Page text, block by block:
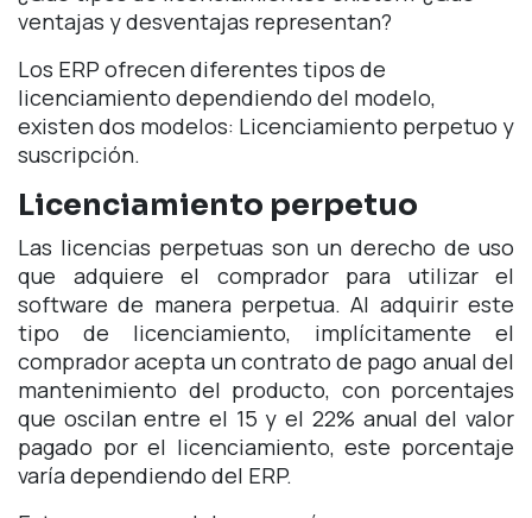
ventajas y desventajas representan?
Los ERP ofrecen diferentes tipos de
licenciamiento dependiendo del modelo,
existen dos modelos: Licenciamiento perpetuo y
suscripción.
Licenciamiento perpetuo
Las licencias perpetuas son un derecho de uso
que adquiere el comprador para utilizar el
software de manera perpetua. Al adquirir este
tipo de licenciamiento, implícitamente el
comprador acepta un contrato de pago anual del
mantenimiento del producto, con porcentajes
que oscilan entre el 15 y el 22% anual del valor
pagado por el licenciamiento, este porcentaje
varía dependiendo del ERP.